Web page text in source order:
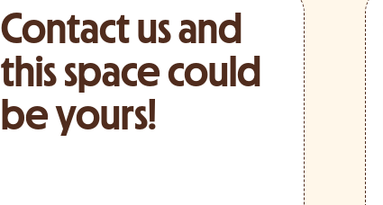
Contact us and
this space could
be yours!